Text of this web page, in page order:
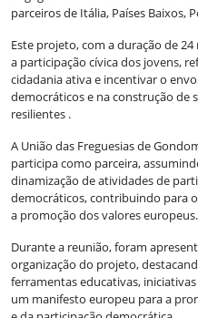
parceiros de Itália, Países Baixos,
Este projeto, com a duração de
a participação cívica dos jovens,
cidadania ativa e incentivar o
democráticos e na construção de
resilientes .
A União das Freguesias de
participa como parceira,
dinamização de atividades de
democráticos, contribuindo para
a promoção dos valores europeus.
Durante a reunião, foram
organização do projeto,
ferramentas educativas,
um manifesto europeu para a